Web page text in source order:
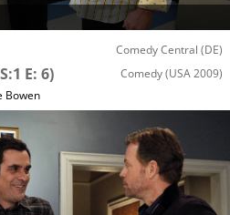
Comedy Central (DE)
E: 6) Comedy(USA 2009)
Bowen